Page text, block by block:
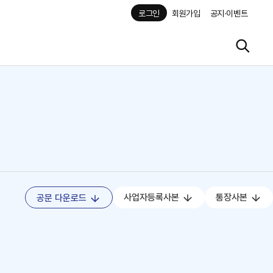
로그인 회원가입 공지·이벤트
공문 다운로드 사업자등록사본 통장사본